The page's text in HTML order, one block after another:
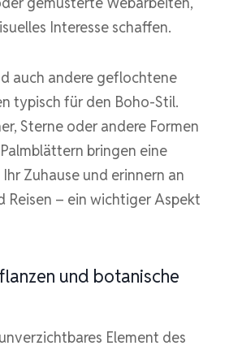
Interesse schaffen.
auch andere geflochtene
typisch für den Boho-Stil.
Sterne oder andere Formen
bringen eine
Zuhause und erinnern an
Reisen – ein wichtiger Aspekt
und botanische
Element des